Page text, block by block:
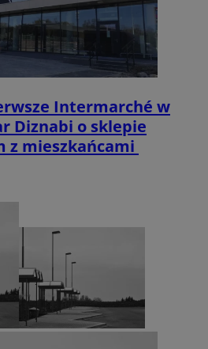
Intermarché w
Diznabi o sklepie
z mieszkańcami